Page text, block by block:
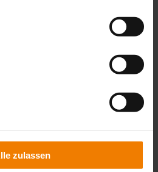
zulassen